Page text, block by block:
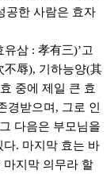
공한 사람은 효자
유삼 : 孝有三)’고
不辱), 기하능양(其
중에 제일 큰 효
경받으며 , 그로 인
그 다음은 부모님을
다. 마지막 효는 바
마지막 의무라 할